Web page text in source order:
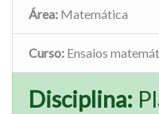
Área: Matemática
Curso: Ensaios
Disciplina: